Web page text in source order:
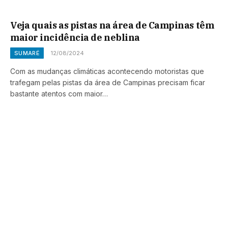
Veja quais as pistas na área de Campinas têm
maior incidência de neblina
SUMARÉ 12/08/2024
Com as mudanças climáticas acontecendo motoristas que
trafegam pelas pistas da área de Campinas precisam ficar
bastante atentos com maior…